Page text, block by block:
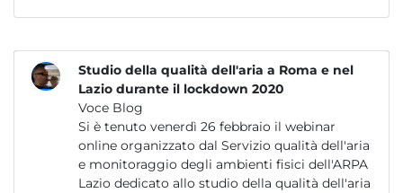
Studio della qualità dell'aria a Roma e nel
Lazio durante il lockdown 2020
Voce Blog
Si è tenuto venerdì 26 febbraio il webinar
online organizzato dal Servizio qualità dell'aria
e monitoraggio degli ambienti fisici dell'ARPA
Lazio dedicato allo studio della qualità dell'aria